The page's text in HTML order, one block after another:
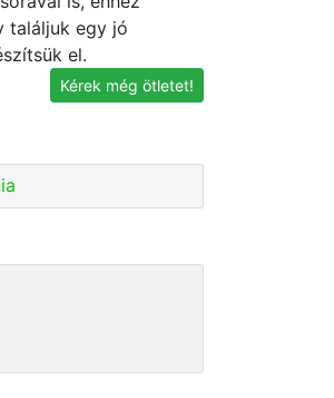
találjuk egy jó
el.
Kérek még ötletet!